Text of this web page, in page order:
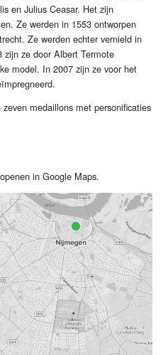
en Julius Ceasar. Het zijn
Ze werden in 1553 ontworpen
Ze werden echter vernield in
zijn ze door Albert Termote
model. In 2007 zijn ze voor het
medaillons met personificaties
in Google Maps.